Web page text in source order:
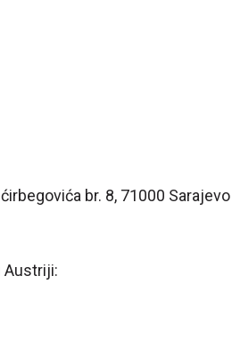
br. 8, 71000 Sarajevo
Austriji: